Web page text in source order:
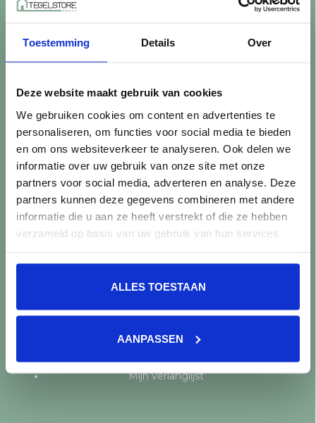
Toestemming Details Over
Deze website maakt gebruik van cookies
We gebruiken cookies om content en advertenties te
personaliseren, om functies voor social media te bieden
en om ons websiteverkeer te analyseren. Ook delen we
informatie over uw gebruik van onze site met onze
partners voor social media, adverteren en analyse. Deze
partners kunnen deze gegevens combineren met andere
informatie die u aan ze heeft verstrekt of die ze hebben
verzameld op basis van uw gebruik van hun services.
ALLES TOESTAAN
AANPASSEN
Over TegelStore.nl
Privacy Policy
Producten
Alle producten
Nieuwe producten
Aanbiedingen
Merken
Tags
Mijn bestellingen
Mijn verlanglijst